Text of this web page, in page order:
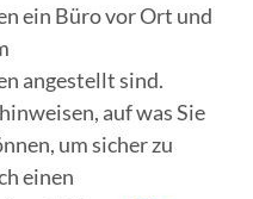
ein Büro vor Ort und
angestellt sind.
auf was Sie
um sicher zu
einen